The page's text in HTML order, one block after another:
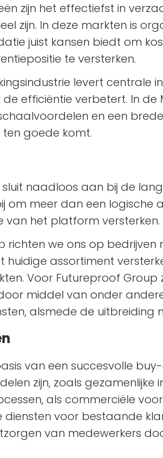
zijn het effectiefst in
zijn. In deze markten is
juist kansen biedt om
te versterken.
levert centrale
efficiëntie verbetert. In
en een
goede komt.
naadloos aan bij de
om meer dan een logische
van het platform versterken.
richten we ons op
huidige assortiment
Voor Futureproof
middel van onder
alsmede de uitbreiding
van een succesvolle
zijn, zoals
als commerciële
diensten voor bestaande
van medewerkers